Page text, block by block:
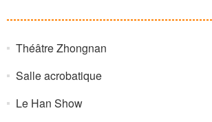
Théâtre Zhongnan
Salle acrobatique
Le Han Show